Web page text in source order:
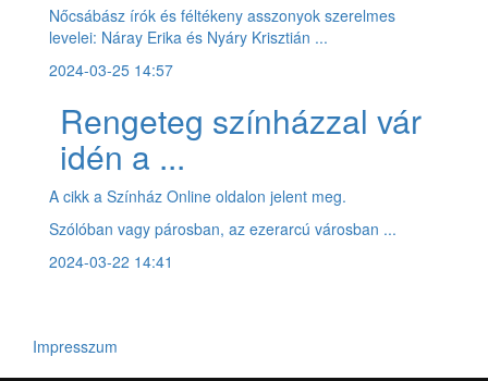
Nőcsábász írók és féltékeny asszonyok szerelmes
levelei: Náray Erika és Nyáry Krisztián ...
2024-03-25 14:57
Rengeteg színházzal vár
idén a ...
A cikk a Színház Online oldalon jelent meg.
Szólóban vagy párosban, az ezerarcú városban ...
2024-03-22 14:41
Impresszum